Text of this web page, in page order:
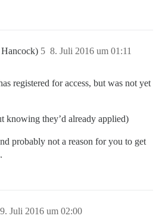
8. Juli 2016 um 01:11
5
registered for access, but was not yet
knowing they’d already applied)
probably not a reason for you to get
9. Juli 2016 um 02:00